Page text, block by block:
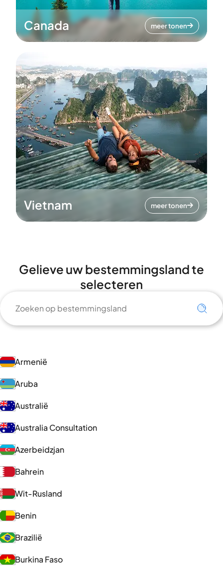
Canada meer tonen
Vietnam meer tonen
Gelieve uw bestemmingsland te
selecteren
Armenië
Aruba
Australië
Australia Consultation
Azerbeidzjan
Bahrein
Wit-Rusland
Benin
Brazilië
Burkina Faso